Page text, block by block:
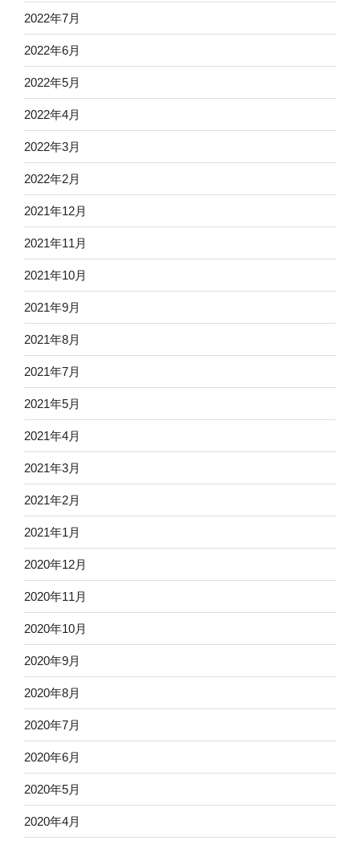
2022年7月
2022年6月
2022年5月
2022年4月
2022年3月
2022年2月
2021年12月
2021年11月
2021年10月
2021年9月
2021年8月
2021年7月
2021年5月
2021年4月
2021年3月
2021年2月
2021年1月
2020年12月
2020年11月
2020年10月
2020年9月
2020年8月
2020年7月
2020年6月
2020年5月
2020年4月